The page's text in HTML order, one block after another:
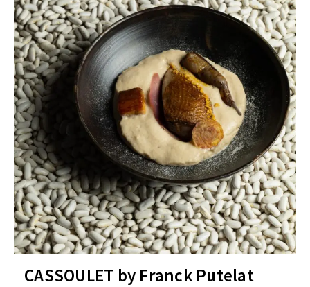
CASSOULET by Franck Putelat